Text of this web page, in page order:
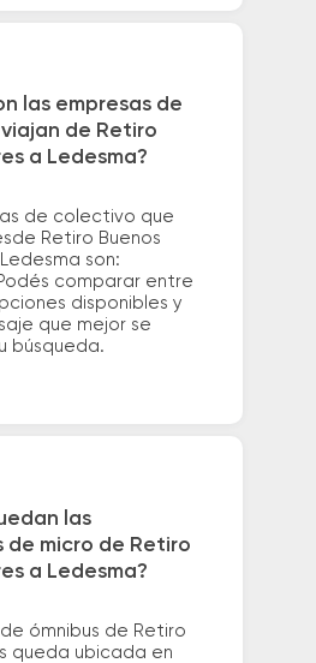
las empresas de
de Retiro
a Ledesma?
de colectivo que
Retiro Buenos
son:
comparar entre
disponibles y
que mejor se
búsqueda.
las
de micro de Retiro
a Ledesma?
de ómnibus de Retiro
queda ubicada en